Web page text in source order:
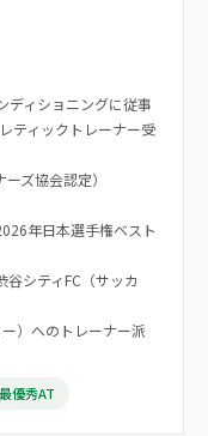
ディショニングに従事
ティックトレーナー受
ズ協会認定）
年日本選手権ベスト
シティFC（サッカ
）へのトレーナー派
優秀AT